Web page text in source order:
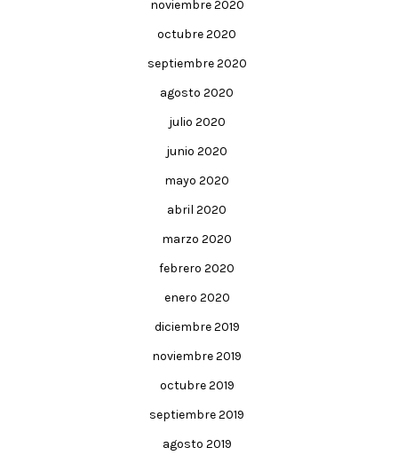
noviembre 2020
octubre 2020
septiembre 2020
agosto 2020
julio 2020
junio 2020
mayo 2020
abril 2020
marzo 2020
febrero 2020
enero 2020
diciembre 2019
noviembre 2019
octubre 2019
septiembre 2019
agosto 2019